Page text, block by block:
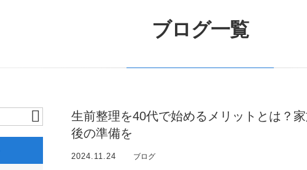
ブログ一覧
生前整理を40代で始めるメリットとは？
後の準備を
2024.11.24 ブログ